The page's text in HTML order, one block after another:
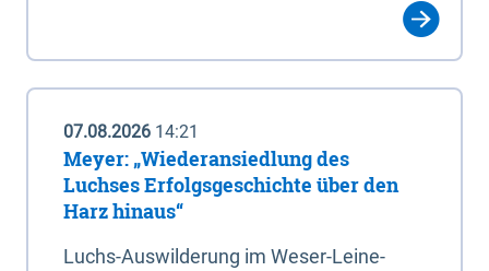
07.08.2026 14:21
Meyer: „Wiederansiedlung des
Luchses Erfolgsgeschichte über den
Harz hinaus“
Luchs-Auswilderung im Weser-Leine-